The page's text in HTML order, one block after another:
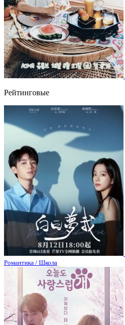
Рейтинговые
Романтика / Школа